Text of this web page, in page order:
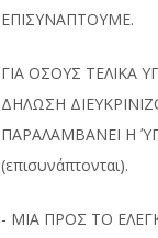
ΕΠΙΣΥΝΑΠΤΟΥΜΕ.
ΓΙΑ ΟΣΟΥΣ ΤΕΛΙΚΑ
ΔΗΛΩΣΗ
ΠΑΡΑΛΑΜΒΑΝΕΙ Η
(επισυνάπτονται).
- ΜΙΑ ΠΡΟΣ ΤΟ